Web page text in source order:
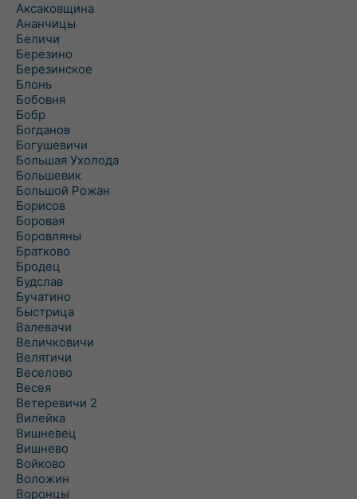
Аксаковщина
Ананчицы
Беличи
Березино
Березинское
Блонь
Бобовня
Бобр
Богданов
Богушевичи
Большая Ухолода
Большевик
Большой Рожан
Борисов
Боровая
Боровляны
Братково
Бродец
Будслав
Бучатино
Быстрица
Валевачи
Величковичи
Велятичи
Веселово
Весея
Ветеревичи 2
Вилейка
Вишневец
Вишнево
Войково
Воложин
Воронцы